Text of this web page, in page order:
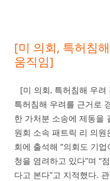
[미 의회, 특허침
움직임]
[미 의회, 특허침해 우
특허침해 우려를 근거로
한 가처분 소송에 제동을
원회 소속 패트릭 리 의
회에 출석해 “의회도 기
청을 염려하고 있다”며 “
다고 본다”고 지적했다.